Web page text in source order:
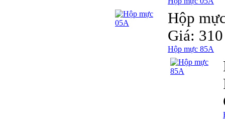
Hộp
Giá:
Hộp mực 85A